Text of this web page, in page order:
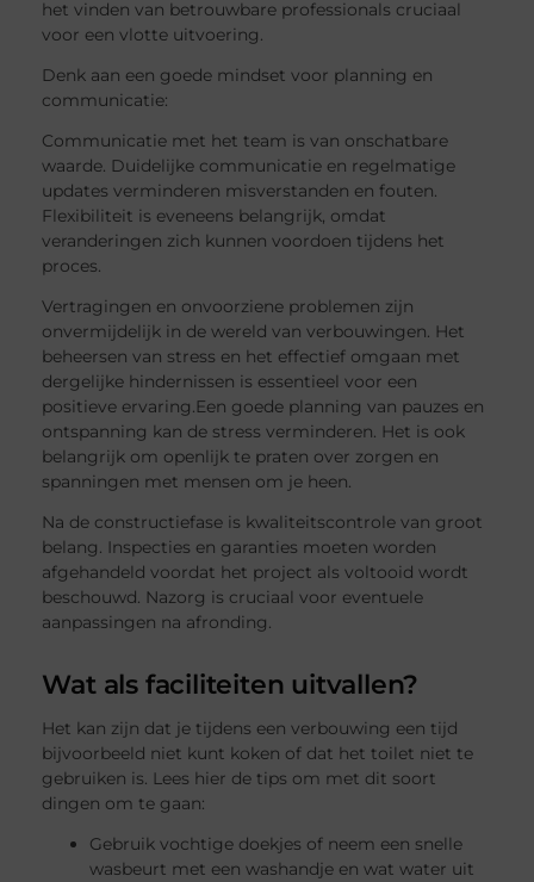
het vinden van betrouwbare professionals cruciaal
voor een vlotte uitvoering.
Denk aan een goede mindset voor planning en
communicatie:
Communicatie met het team is van onschatbare
waarde. Duidelijke communicatie en regelmatige
updates verminderen misverstanden en fouten.
Flexibiliteit is eveneens belangrijk, omdat
veranderingen zich kunnen voordoen tijdens het
proces.
Vertragingen en onvoorziene problemen zijn
onvermijdelijk in de wereld van verbouwingen. Het
beheersen van stress en het effectief omgaan met
dergelijke hindernissen is essentieel voor een
positieve ervaring.Een goede planning van pauzes en
ontspanning kan de stress verminderen. Het is ook
belangrijk om openlijk te praten over zorgen en
spanningen met mensen om je heen.
Na de constructiefase is kwaliteitscontrole van groot
belang. Inspecties en garanties moeten worden
afgehandeld voordat het project als voltooid wordt
beschouwd. Nazorg is cruciaal voor eventuele
aanpassingen na afronding.
Wat als faciliteiten uitvallen?
Het kan zijn dat je tijdens een verbouwing een tijd
bijvoorbeeld niet kunt koken of dat het toilet niet te
gebruiken is. Lees hier de tips om met dit soort
dingen om te gaan:
Gebruik vochtige doekjes of neem een snelle
wasbeurt met een washandje en wat water uit